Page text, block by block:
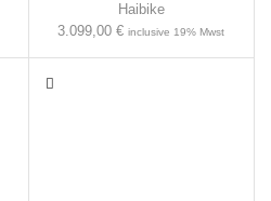
Haibike
3.099,00€ inclusive 19% Mwst